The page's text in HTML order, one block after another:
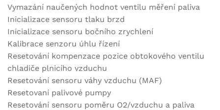
Vymazání naučených hodnot ventilu měření paliva
Inicializace sensoru tlaku brzd
Inicializace sensoru bočního zrychlení
Kalibrace senzoru úhlu řízení
Resetování kompenzace pozice obtokového ventilu
chladiče plnicího vzduchu
Resetování sensoru váhy vzduchu (MAF)
Resetovaní palivové pumpy
Resetování sensoru poměru O2/vzduchu a paliva